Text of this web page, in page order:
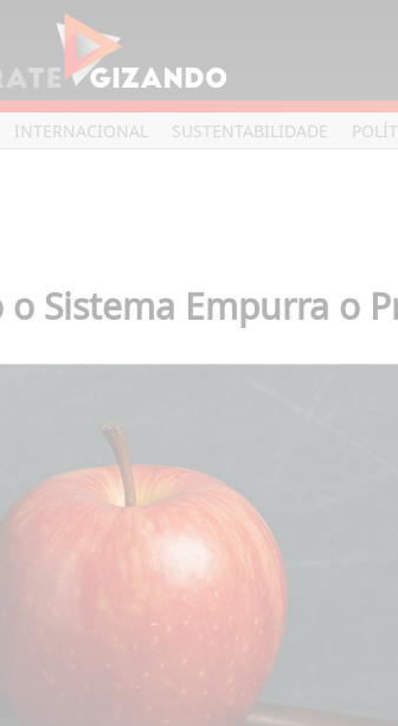
INTERNACIONAL SUSTENTABILIDADE
Sistema Empurra o